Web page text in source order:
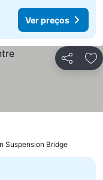
Ver preços
Partilhar
Suspension Bridge